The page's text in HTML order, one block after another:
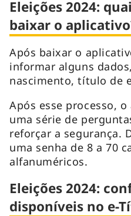
Eleições 2024:
baixar o
Após baixar o
informar alguns
nascimento, título de
Após esse processo,
uma série de
reforçar a segurança.
uma senha de 8 a 70
alfanuméricos.
Eleições 2024:
disponíveis no e-